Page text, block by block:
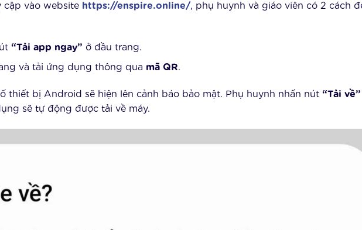
cập vào website https://enspire.online/, phụ huynh và giáo viên có 2 cách
“Tải app ngay” ở đầu trang.
và tải ứng dụng thông qua mã QR.
thiết bị Android sẽ hiện lên cảnh báo bảo mật. Phụ huynh nhấn nút “Tải về”
sẽ tự động được tải về máy.